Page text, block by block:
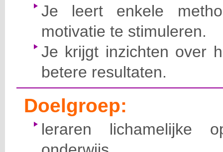
Je leert enkele
motivatie te stimuleren.
Je krijgt inzichten over
betere resultaten.
Doelgroep:
leraren lichamelijke